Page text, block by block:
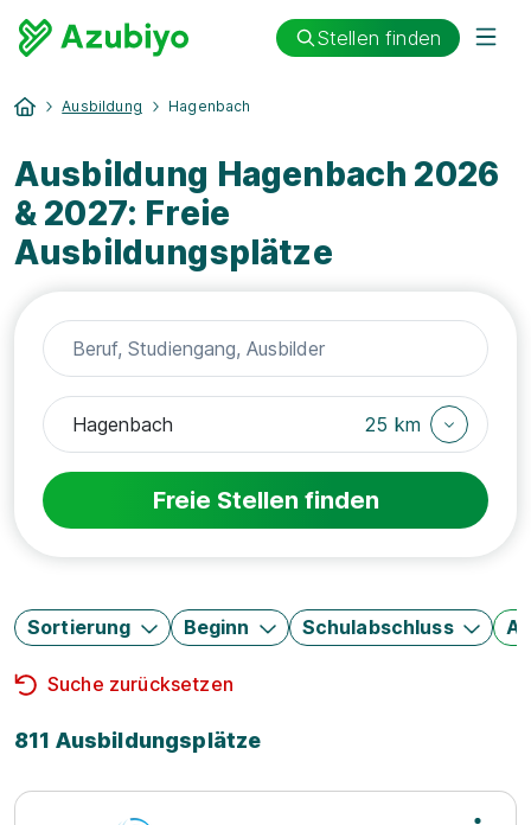
Stellen finden
Ausbildung Hagenbach
Ausbildung Hagenbach 2026
& 2027: Freie
Ausbildungsplätze
25 km
Freie Stellen finden
Sortierung Beginn Schulabschluss
Suche zurücksetzen
811 Ausbildungsplätze